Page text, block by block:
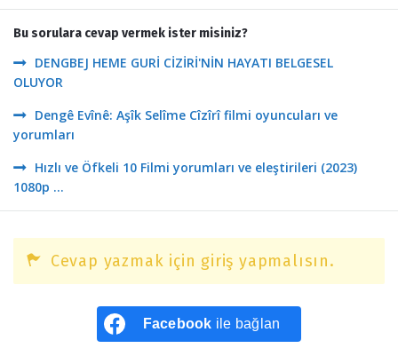
Bu sorulara cevap vermek ister misiniz?
DENGBEJ HEME GURİ CİZİRİ'NİN HAYATI BELGESEL
OLUYOR
Dengê Evînê: Aşîk Selîme Cîzîrî filmi oyuncuları ve
yorumları
Hızlı ve Öfkeli 10 Filmi yorumları ve eleştirileri (2023)
1080p ...
Cevap yazmak için giriş yapmalısın.
Facebook ile bağlan